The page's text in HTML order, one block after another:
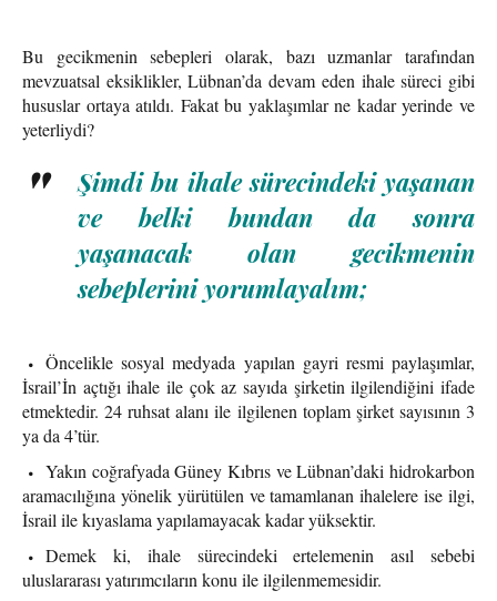
Bu gecikmenin sebepleri olarak, bazı uzmanlar tarafından
mevzuatsal eksiklikler, Lübnan’da devam eden ihale süreci gibi
hususlar ortaya atıldı. Fakat bu yaklaşımlar ne kadar yerinde ve
yeterliydi?
Şimdi bu ihale sürecindeki yaşanan
ve belki bundan da sonra
yaşanacak olan gecikmenin
sebeplerini yorumlayalım;
Öncelikle sosyal medyada yapılan gayri resmi paylaşımlar,
İsrail’İn açtığı ihale ile çok az sayıda şirketin ilgilendiğini ifade
etmektedir. 24 ruhsat alanı ile ilgilenen toplam şirket sayısının 3
ya da 4’tür.
Yakın coğrafyada Güney Kıbrıs ve Lübnan’daki hidrokarbon
aramacılığına yönelik yürütülen ve tamamlanan ihalelere ise ilgi,
İsrail ile kıyaslama yapılamayacak kadar yüksektir.
Demek ki, ihale sürecindeki ertelemenin asıl sebebi
uluslararası yatırımcıların konu ile ilgilenmemesidir.